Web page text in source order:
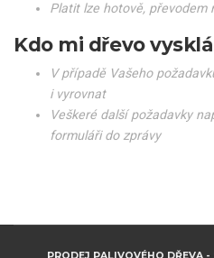
Platit lze hotově, převodem
Kdo mi dřevo
V případě Vašeho
i vyrovnat
Veškeré další požadavky
formuláři do zprávy